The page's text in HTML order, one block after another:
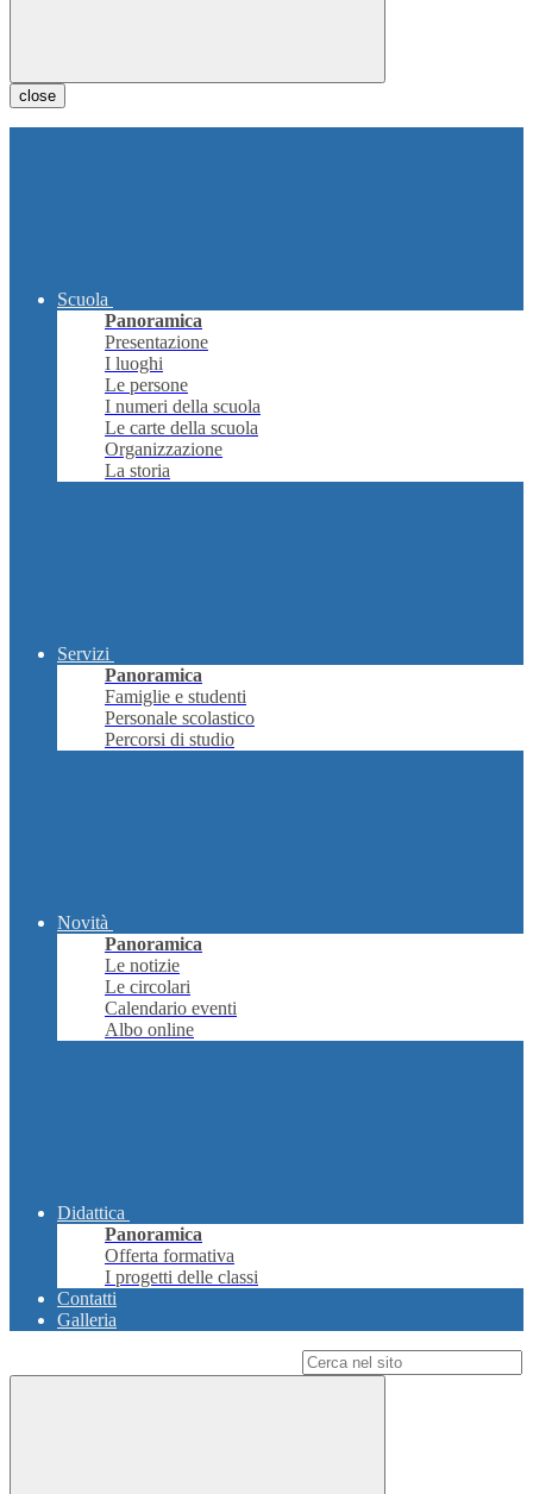
close
Scuola
Panoramica
Presentazione
I luoghi
Le persone
I numeri della scuola
Le carte della scuola
Organizzazione
La storia
Servizi
Panoramica
Famiglie e studenti
Personale scolastico
Percorsi di studio
Novità
Panoramica
Le notizie
Le circolari
Calendario eventi
Albo online
Didattica
Panoramica
Offerta formativa
I progetti delle classi
Contatti
Galleria